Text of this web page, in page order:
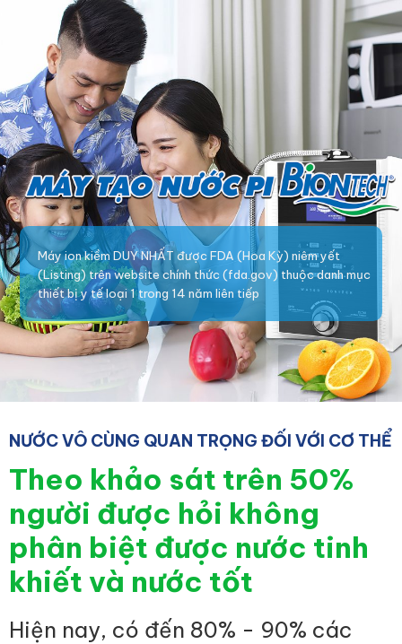
Máy ion kiềm DUY NHẤT được FDA (Hoa Kỳ) niêm yết
(Listing) trên website chính thức (fda.gov) thuộc danh mục
thiết bị y tế loại 1 trong 14 năm liên tiếp
NƯỚC VÔ CÙNG QUAN TRỌNG ĐỐI VỚI CƠ THỂ
Theo khảo sát trên 50%
người được hỏi không
phân biệt được nước tinh
khiết và nước tốt
Hiện nay, có đến 80% - 90% các